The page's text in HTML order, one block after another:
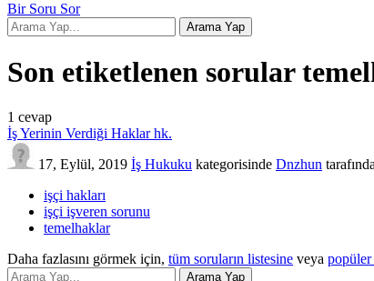
Bir Soru Sor
Son etiketlenen sorular
1 cevap
İş Yerinin Verdiği Haklar hk.
17, Eylül, 2019 İş Hukuku kategorisinde Dnzhun
işçi hakları
işçi işveren sorunu
temelhaklar
Daha fazlasını görmek için, tüm soruların listesine veya popüler